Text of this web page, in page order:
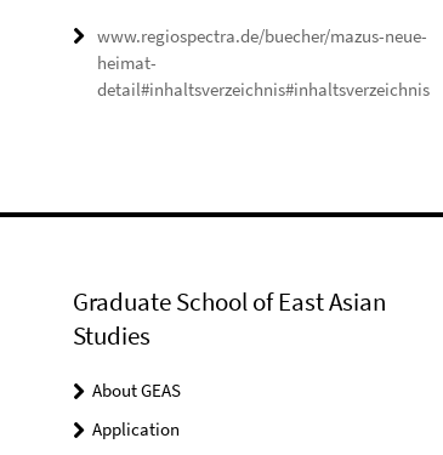
www.regiospectra.de/buecher/mazus-neue-
heimat-
detail#inhaltsverzeichnis#inhaltsverzeichnis
Graduate School of East Asian
Studies
About GEAS
Application